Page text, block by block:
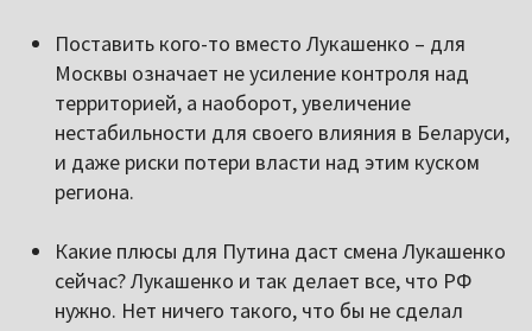
Поставить кого-то вместо Лукашенко – для
Москвы означает не усиление контроля над
территорией, а наоборот, увеличение
нестабильности для своего влияния в Беларуси,
и даже риски потери власти над этим куском
региона.
Какие плюсы для Путина даст смена Лукашенко
сейчас? Лукашенко и так делает все, что РФ
нужно. Нет ничего такого, что бы не сделал